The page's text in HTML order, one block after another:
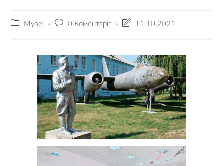
Музеї 0 Коментарів 11.10.2021